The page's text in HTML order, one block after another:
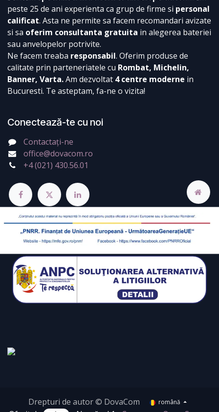
peste 25 de ani experienta ca grup de firme si personal
calificat. Asta ne permite sa facem recomandari avizate
si sa oferim consultanta gratuita in alegerea bateriei
sau anvelopelor potrivite.
Ne facem treaba responsabil. Oferim produse de
calitate prin parteneriatele cu Rombat, Michelin,
Banner, Varta.Am dezvoltat 4 centre moderne in
Bucuresti. Te asteptam, fa-ne o vizita!
Conectează-te cu noi
Contactați-ne
office@dovacom.ro
+4 (021) 430.56.01
Drepturi de autor © DovaCom română